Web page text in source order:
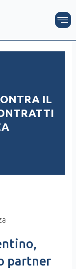
IL
partner